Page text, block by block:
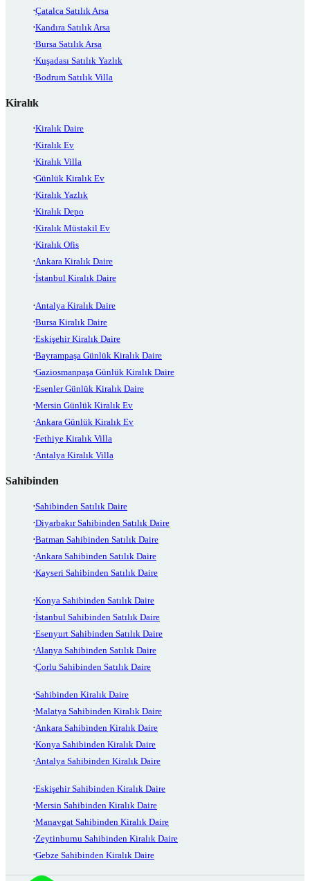
Çatalca Satılık Arsa
Kandıra Satılık Arsa
Bursa Satılık Arsa
Kuşadası Satılık Yazlık
Bodrum Satılık Villa
Kiralık
Kiralık Daire
Kiralık Ev
Kiralık Villa
Günlük Kiralık Ev
Kiralık Yazlık
Kiralık Depo
Kiralık Müstakil Ev
Kiralık Ofis
Ankara Kiralık Daire
İstanbul Kiralık Daire
Antalya Kiralık Daire
Bursa Kiralık Daire
Eskişehir Kiralık Daire
Bayrampaşa Günlük Kiralık Daire
Gaziosmanpaşa Günlük Kiralık Daire
Esenler Günlük Kiralık Daire
Mersin Günlük Kiralık Ev
Ankara Günlük Kiralık Ev
Fethiye Kiralık Villa
Antalya Kiralık Villa
Sahibinden
Sahibinden Satılık Daire
Diyarbakır Sahibinden Satılık Daire
Batman Sahibinden Satılık Daire
Ankara Sahibinden Satılık Daire
Kayseri Sahibinden Satılık Daire
Konya Sahibinden Satılık Daire
İstanbul Sahibinden Satılık Daire
Esenyurt Sahibinden Satılık Daire
Alanya Sahibinden Satılık Daire
Çorlu Sahibinden Satılık Daire
Sahibinden Kiralık Daire
Malatya Sahibinden Kiralık Daire
Ankara Sahibinden Kiralık Daire
Konya Sahibinden Kiralık Daire
Antalya Sahibinden Kiralık Daire
Eskişehir Sahibinden Kiralık Daire
Mersin Sahibinden Kiralık Daire
Manavgat Sahibinden Kiralık Daire
Zeytinburnu Sahibinden Kiralık Daire
Gebze Sahibinden Kiralık Daire